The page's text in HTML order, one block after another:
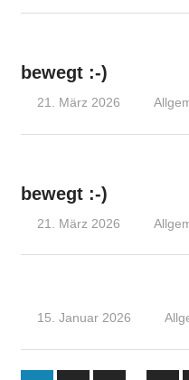
bewegt :-)
21. März 2026 Olaf
bewegt :-)
21. März 2026 Olaf
15. Januar 2026 Olaf